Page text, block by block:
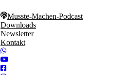
Musste-Machen-Podcast
Downloads
Newsletter
Kontakt